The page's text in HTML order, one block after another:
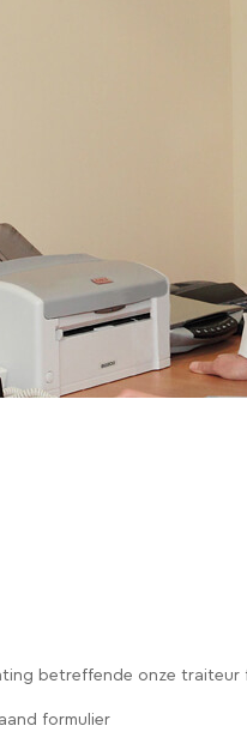
betreffende onze traiteur
formulier